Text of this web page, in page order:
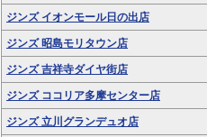
ジンズ イオンモール日の出店
ジンズ 昭島モリタウン店
ジンズ 吉祥寺ダイヤ街店
ジンズ ココリア多摩センター店
ジンズ 立川グランデュオ店